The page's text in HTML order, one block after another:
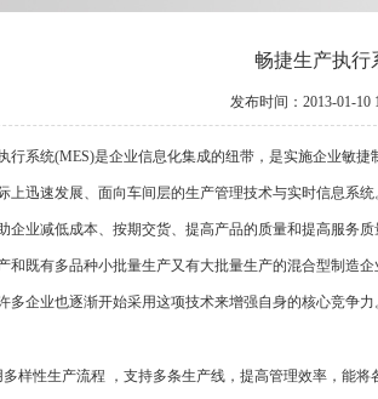
畅捷生产执行
发布时间：2013-01-10
行系统(MES)是企业信息化集成的纽带，是实施企业敏
上迅速发展、面向车间层的生产管理技术与实时信息系
企业减低成本、按期交货、提高产品的质量和提高服务
和既有多品种小批量生产又有大批量生产的混合型制
多企业也逐渐开始采用这项技术来增强自身的核心竞争力
性生产流程 ，支持多条生产线，提高管理效率，能将